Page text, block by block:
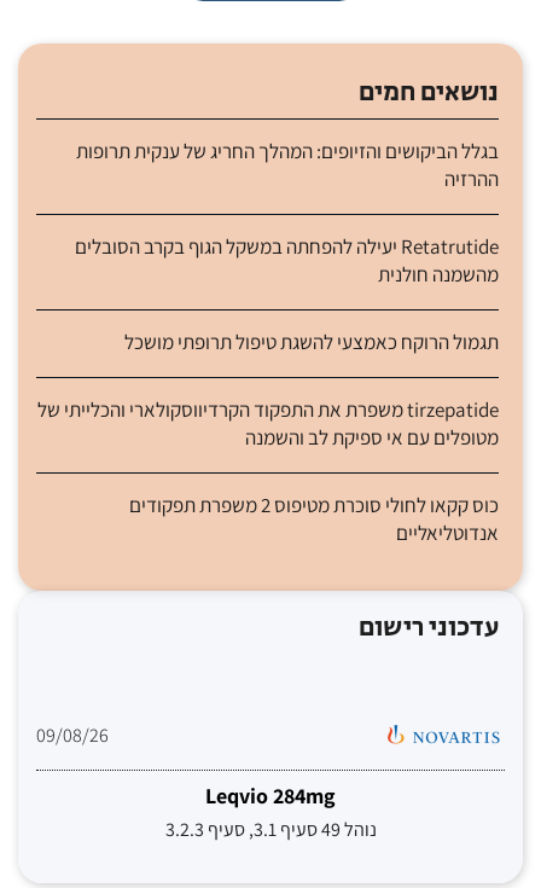
נושאים חמים
בגלל הביקושים והזיופים: המהלך החריג של ענקית תרופות
ההרזיה
Retatrutide יעילה להפחתה במשקל הגוף בקרב הסובלים
מהשמנה חולנית
תגמול הרוקח כאמצעי להשגת טיפול תרופתי מושכל
tirzepatide משפרת את התפקוד הקרדיווסקולארי והכלייתי של
מטופלים עם אי ספיקת לב והשמנה
כוס קקאו לחולי סוכרת מטיפוס 2 משפרת תפקודים
אנדוטליאליים
עדכוני רישום
09/08/26
Leqvio 284mg
נוהל 49 סעיף 3.1, סעיף 3.2.3